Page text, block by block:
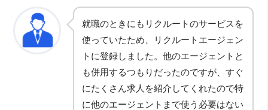
就職のときにもリクルートのサービスを
使っていたため、リクルートエージェン
トに登録しました。他のエージェントと
も併用するつもりだったのですが、すぐ
にたくさん求人を紹介してくれたので特
に他のエージェントまで使う必要はない